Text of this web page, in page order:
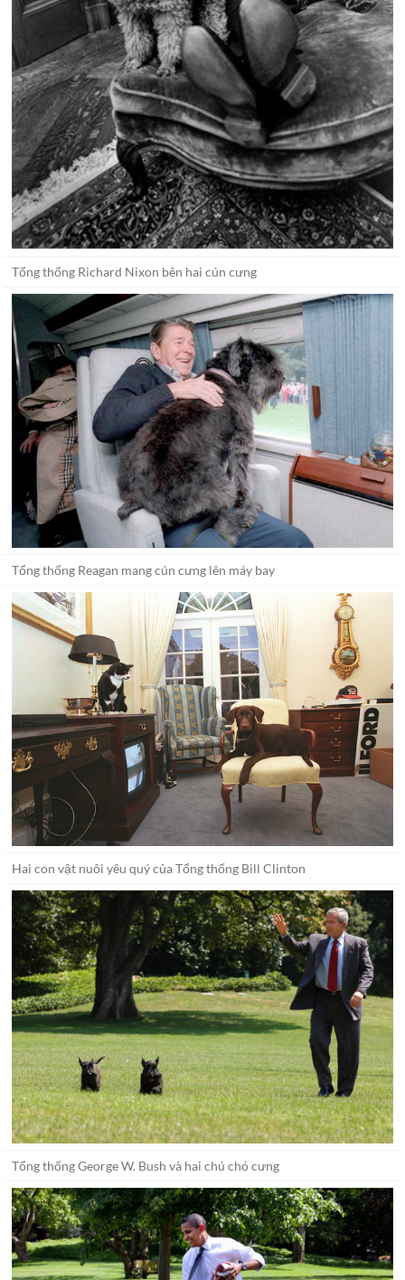
Tổng thống Richard Nixon bên hai cún cưng
Tổng thống Reagan mang cún cưng lên máy bay
Hai con vật nuôi yêu quý của Tổng thống Bill Clinton
Tổng thống George W. Bush và hai chú chó cưng